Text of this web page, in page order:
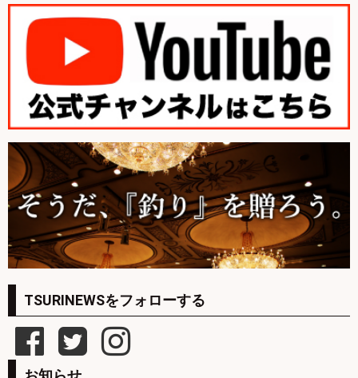
TSURINEWSをフォローする